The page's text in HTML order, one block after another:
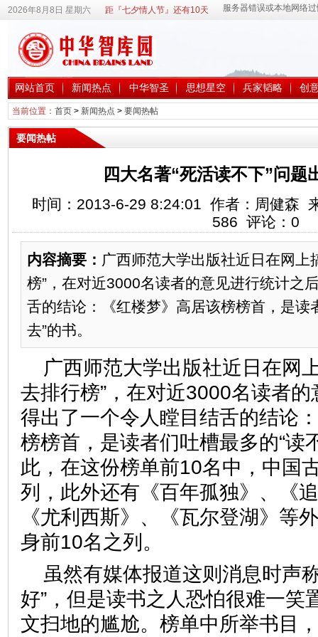
2026年8月8日 星期六 距『七夕情人节』还有10天
网站首页 新闻热点 中华智圣 思想星空 兵家韬略 创
当前位置： 首页> 新闻热点 > 要闻热帖
要闻热帖
四大名著“死活读不下”问题
时间：2013-6-29 8:24:01 作者：周健森
586 评论： 0
内容摘要： 广西师范大学出版社近日在网上
榜”，在对近3000名读者的意见进行统计之
舌的结论：《红楼梦》高居该榜榜首，是读
去”的书。
广西师范大学出版社近日在网
去排行榜”，在对近3000名读者
得出了一个令人瞠目结舌的结论
榜榜首，是读者们吐槽最多的“读
此，在这份榜单前10名中，中国
列，此外还有《百年孤独》、《
《尤利西斯》、《瓦尔登湖》等
身前10名之列。
虽然有媒体报道这则消息时声
好”，但是读书之人恐怕很难一笑
文扫地的尴尬。榜单中所举书目